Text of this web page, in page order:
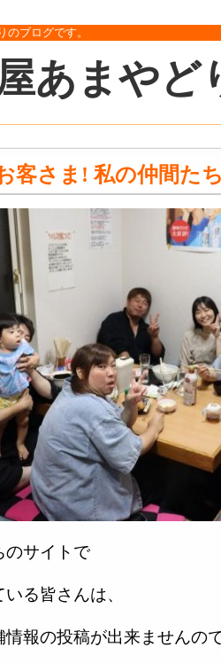
のブログです。
あまやど
客さま! 私の仲間た
のサイトで
る皆さんは、
情報の投稿が出来ませんの